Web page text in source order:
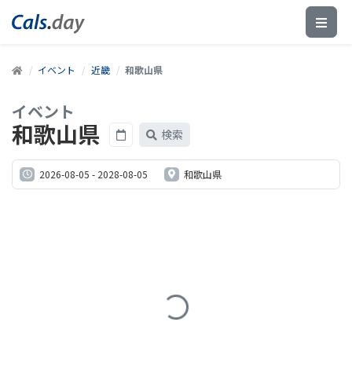
イベント 近畿 和歌山県
イベント
和歌山県 検索
2026-08-05 - 2028-08-05 和歌山県
Loading...